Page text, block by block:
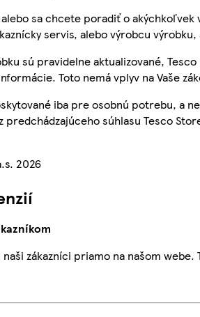
sa chcete poradiť o akýchkoľvek
servis, alebo výrobcu
sú pravidelne aktualizované,
Toto nemá vplyv na Vaše
iba pre osobnú potrebu, a
predchádzajúceho súhlasu Tesco
2026
zákazníci priamo na našom